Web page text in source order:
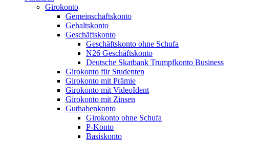
Girokonto
Gemeinschaftskonto
Gehaltskonto
Geschäftskonto
Geschäftskonto ohne Schufa
N26 Geschäftskonto
Deutsche Skatbank Trumpfkonto Business
Girokonto für Studenten
Girokonto mit Prämie
Girokonto mit VideoIdent
Girokonto mit Zinsen
Guthabenkonto
Girokonto ohne Schufa
P-Konto
Basiskonto